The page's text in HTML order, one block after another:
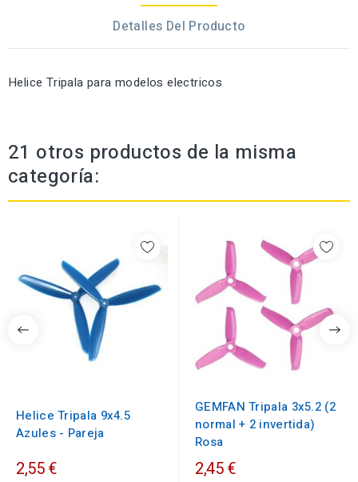
Detalles Del Producto
Helice Tripala para modelos electricos
21 otros productos de la misma
categoría:
Helice Tripala 9x4.5
Azules - Pareja
2,55 €
GEMFAN Tripala 3x5.2 (2
normal + 2 invertida)
Rosa
2,45 €